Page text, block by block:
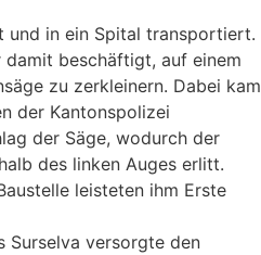
und in ein Spital transportiert.
beschäftigt, auf einem
zu zerkleinern. Dabei kam
der Kantonspolizei
der Säge, wodurch der
des linken Auges erlitt.
leisteten ihm Erste
Surselva versorgte den